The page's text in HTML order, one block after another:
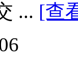
... [查